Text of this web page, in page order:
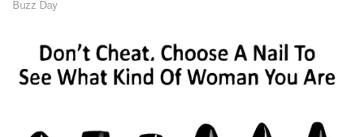
ಮತ್ತು
ವಿಜ್ಞಾನದ ಪ್ರಗತಿಯವರೆಗೆ ಇತ್ತೀಚಿನ ಟೆಕ್ನಾಲಜಿ
Technology News in Kannada ) ಬಗ್ಗೆ
ನಿರಂತರವಾದ ಅಪ್‌ಡೇಟ್‌. ಡಿಜಿಟಲ್ ಟ್ರೆಂಡ್‌ಗಳ ಕುರಿತು
ನ್ಯೂಸ್‌ ಸಿಗುವ ಏಕೈಕ ತಾಣ ಏಷ್ಯಾನೆಟ್‌ ಸುವರ್ಣ